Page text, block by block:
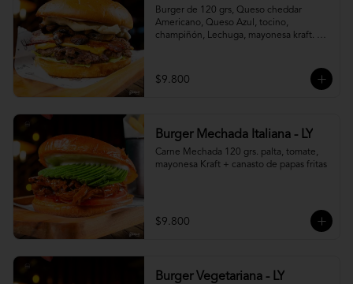
Burger de 120 grs, Queso cheddar
Americano, Queso Azul, tocino,
champiñón, Lechuga, mayonesa kraft. +
$9.800
Burger Mechada Italiana - LY
Carne Mechada 120 grs. palta, tomate,
mayonesa Kraft + canasto de papas fritas
$9.800
Burger Vegetariana - LY